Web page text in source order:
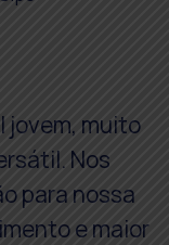
jovem, muito
Nos
para nossa
e maior